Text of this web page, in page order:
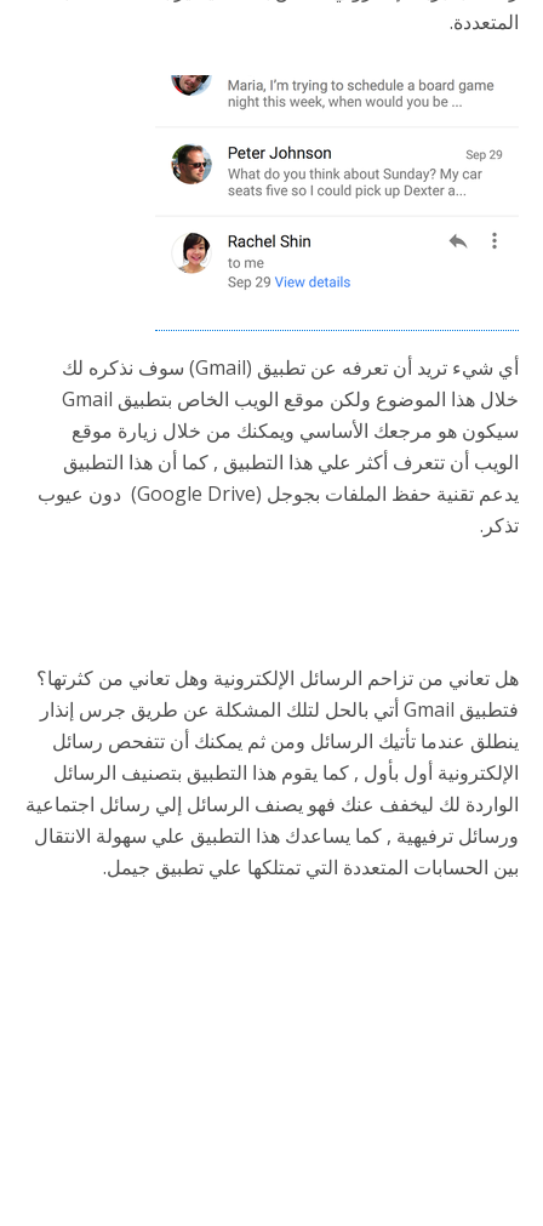
المتعددة.
أي شيء تريد أن تعرفه عن تطبيق (Gmail) سوف نذكره لك
خلال هذا الموضوع ولكن موقع الويب الخاص بتطبيق Gmail
سيكون هو مرجعك الأساسي ويمكنك من خلال زيارة موقع
الويب أن تتعرف أكثر علي هذا التطبيق , كما أن هذا التطبيق
يدعم تقنية حفظ الملفات بجوجل (Google Drive) دون عيوب
تذكر.
هل تعاني من تزاحم الرسائل الإلكترونية وهل تعاني من كثرتها؟
فتطبيق Gmail أتي بالحل لتلك المشكلة عن طريق جرس إنذار
ينطلق عندما تأتيك الرسائل ومن ثم يمكنك أن تتفحص رسائل
الإلكترونية أول بأول , كما يقوم هذا التطبيق بتصنيف الرسائل
الواردة لك ليخفف عنك فهو يصنف الرسائل إلي رسائل اجتماعية
ورسائل ترفيهية , كما يساعدك هذا التطبيق علي سهولة الانتقال
بين الحسابات المتعددة التي تمتلكها علي تطبيق جيمل.